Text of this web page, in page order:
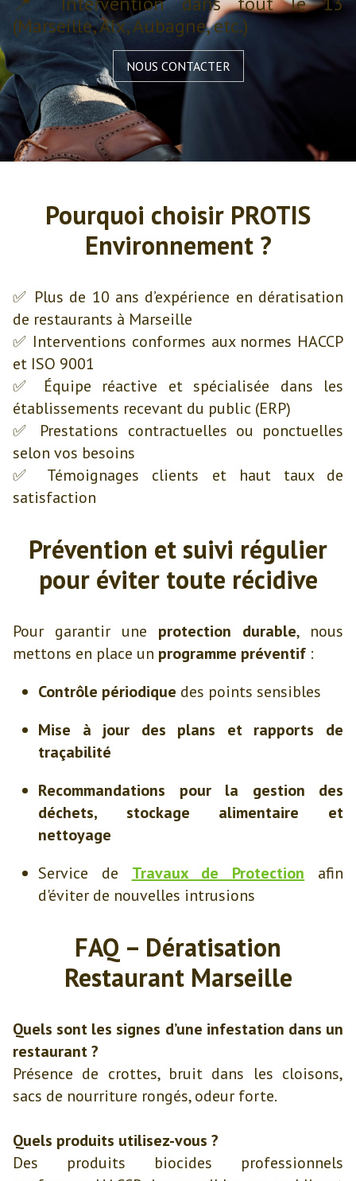
(Marseille, Aix, Aubagne, etc.)
NOUS CONTACTER
Pourquoi choisir PROTIS
Environnement ?
✅ Plus de 10 ans d’expérience en dératisation
de restaurants à Marseille
✅ Interventions conformes aux normes HACCP
et ISO 9001
✅ Équipe réactive et spécialisée dans les
établissements recevant du public (ERP)
✅ Prestations contractuelles ou ponctuelles
selon vos besoins
✅ Témoignages clients et haut taux de
satisfaction
Prévention et suivi régulier
pour éviter toute récidive
Pour garantir une protection durable, nous
mettons en place un programme préventif :
Contrôle périodique des points sensibles
Mise à jour des plans et rapports de
traçabilité
Recommandations pour la gestion des
déchets, stockage alimentaire et
nettoyage
Service de Travaux de Protection afin
d'éviter de nouvelles intrusions
FAQ – Dératisation
Restaurant Marseille
Quels sont les signes d’une infestation dans un
restaurant ?
Présence de crottes, bruit dans les cloisons,
sacs de nourriture rongés, odeur forte.
Quels produits utilisez-vous ?
Des produits biocides professionnels